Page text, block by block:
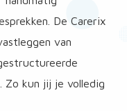
De Carerix
van
Zo kun jij je volledig